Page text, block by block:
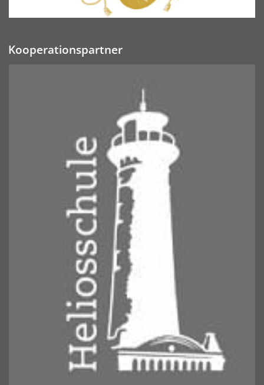
Kooperationspartner